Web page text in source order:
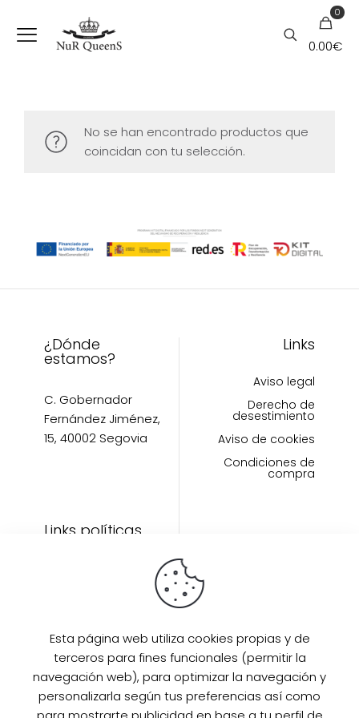
0
0.00€
No se han encontrado productos que
coincidan con tu selección.
¿Dónde
estamos?
C. Gobernador
Fernández Jiménez,
15, 40002 Segovia
Links
Aviso legal
Derecho de
desestimiento
Aviso de cookies
Condiciones de
compra
Links políticas
Inicio
Artículos
Eventos
SUPER PROMO
Sobre mi
Esta página web utiliza cookies propias y de
terceros para fines funcionales (permitir la
navegación web), para optimizar la navegación y
personalizarla según tus preferencias así como